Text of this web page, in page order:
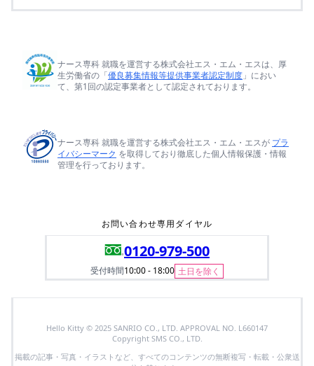
ナース専科 就職を運営する株式会社エス・エム・エスは、厚
生労働省の「優良募集情報等提供事業者認定制度 」におい
て、第1回の認定事業者として認定されております。
ナース専科 就職を運営する株式会社エス・エム・エスが プラ
イバシーマーク を取得しており徹底した個人情報保護・情報
管理を行っております。
お問い合わせ専用ダイヤル
0120-979-500
受付時間10:00 - 18:00 土日を除く
Hello Kitty © 2025 SANRIO CO., LTD. APPROVAL NO. L660147
Copyright SMS CO., LTD.
掲載の記事・写真・イラストなど、すべてのコンテンツの無断複写・転載・公衆送